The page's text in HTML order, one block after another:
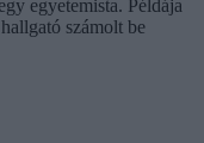
egyetemista. Példája
számolt be